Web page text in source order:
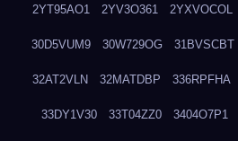
2YT95AO1 2YV3O361 2YXVOCOL
30D5VUM9 30W729OG 31BVSCBT
32AT2VLN 32MATDBP 336RPFHA
33DY1V30 33T04ZZ0 3404O7P1